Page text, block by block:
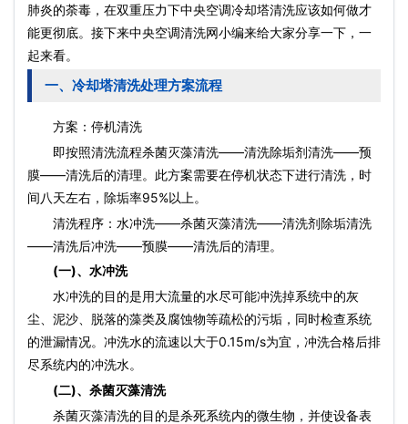
肺炎的荼毒，在双重压力下中央空调冷却塔清洗应该如何做才
能更彻底。接下来中央空调清洗网小编来给大家分享一下，一
起来看。
一、冷却塔清洗处理方案流程
方案：停机清洗
即按照清洗流程杀菌灭藻清洗——清洗除垢剂清洗——预
膜——清洗后的清理。此方案需要在停机状态下进行清洗，时
间八天左右，除垢率95%以上。
清洗程序：水冲洗——杀菌灭藻清洗——清洗剂除垢清洗
——清洗后冲洗——预膜——清洗后的清理。
(一)、水冲洗
水冲洗的目的是用大流量的水尽可能冲洗掉系统中的灰
尘、泥沙、脱落的藻类及腐蚀物等疏松的污垢，同时检查系统
的泄漏情况。冲洗水的流速以大于0.15m/s为宜，冲洗合格后排
尽系统内的冲洗水。
(二)、杀菌灭藻清洗
杀菌灭藻清洗的目的是杀死系统内的微生物，并使设备表